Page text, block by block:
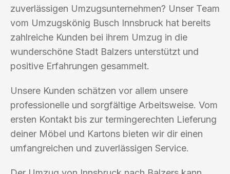
zuverlässigen Umzugsunternehmen? Unser Team
vom Umzugskönig Busch Innsbruck hat bereits
zahlreiche Kunden bei ihrem Umzug in die
wunderschöne Stadt Balzers unterstützt und
positive Erfahrungen gesammelt.
Unsere Kunden schätzen vor allem unsere
professionelle und sorgfältige Arbeitsweise. Vom
ersten Kontakt bis zur termingerechten Lieferung
deiner Möbel und Kartons bieten wir dir einen
umfangreichen und zuverlässigen Service.